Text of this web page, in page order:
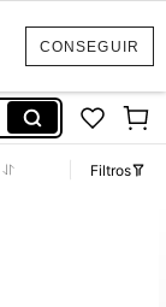
CONSEGUIR
Filtros